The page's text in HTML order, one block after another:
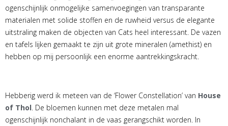
ogenschijnlijk onmogelijke samenvoegingen van transparante
materialen met solide stoffen en de ruwheid versus de elegante
uitstraling maken de objecten van Cats heel interessant. De vazen
en tafels lijken gemaakt te zijn uit grote mineralen (amethist) en
hebben op mij persoonlijk een enorme aantrekkingskracht.
Hebberig werd ik meteen van de ‘Flower Constellation’ van House
of Thol. De bloemen kunnen met deze metalen mal
ogenschijnlijk nonchalant in de vaas gerangschikt worden. In